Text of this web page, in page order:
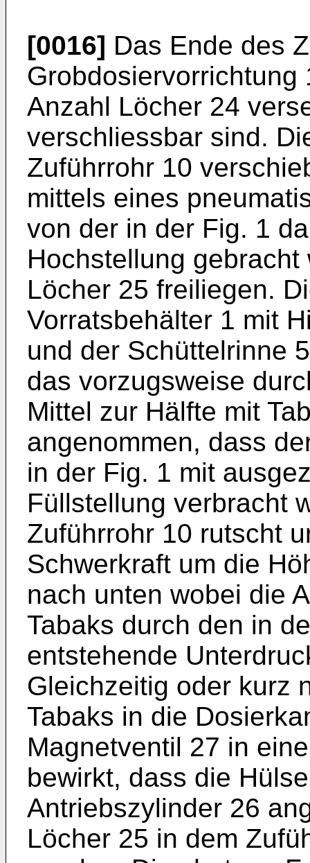
[0016] Das Ende des
Grobdosiervorrichtung
Anzahl Löcher 24
verschliessbar sind.
Zuführrohr 10
mittels eines
von der in der Fig. 1
Hochstellung
Löcher 25 freiliegen.
Vorratsbehälter 1 mit
und der Schüttelrinne
das vorzugsweise
Mittel zur Hälfte mit
angenommen, dass
in der Fig. 1 mit
Füllstellung verbracht
Zuführrohr 10 rutscht
Schwerkraft um die
nach unten wobei die
Tabaks durch den in
entstehende
Gleichzeitig oder kurz
Tabaks in die
Magnetventil 27 in
bewirkt, dass die
Antriebszylinder 26
Löcher 25 in dem